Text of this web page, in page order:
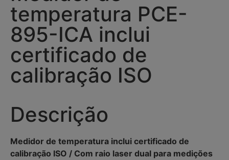
temperatura PCE-
895-ICA inclui
certificado de
calibração ISO
Descrição
Medidor de temperatura inclui certificado de
calibração ISO / Com raio laser dual para medições